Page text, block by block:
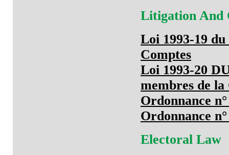
Litigation And
Loi 1993-19
Comptes
Loi 1993-20
membres de
Ordonnance
Ordonnance
Electoral Law